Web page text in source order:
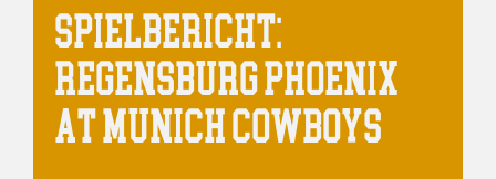
SPIELBERICHT:
REGENSBURG PHOENIX
AT MUNICH COWBOYS